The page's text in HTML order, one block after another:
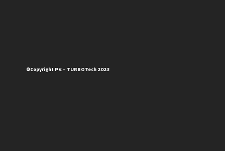
©Copyright PK – TURBOTech 2023